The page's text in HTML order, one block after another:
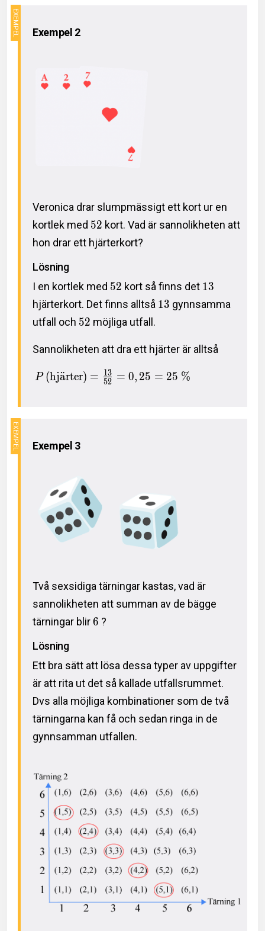
Exempel 2
Veronica drar slumpmässigt ett kort ur en
kortlek med 52 kort. Vad är sannolikheten att
hon drar ett hjärterkort?
Lösning
I en kortlek med 52 kort så finns det 13
hjärterkort. Det finns alltså 13 gynnsamma
utfall och 52 möjliga utfall.
Sannolikheten att dra ett hjärter är alltså
P (hja
¨rter) = 52
13 = 0, 25 = 25 %
Exempel 3
Två sexsidiga tärningar kastas, vad är
sannolikheten att summan av de bägge
tärningar blir6 ?
Lösning
Ett bra sätt att lösa dessa typer av uppgifter
är att rita ut det så kallade utfallsrummet.
Dvs alla möjliga kombinationer som de två
tärningarna kan få och sedan ringa in de
gynnsamman utfallen.